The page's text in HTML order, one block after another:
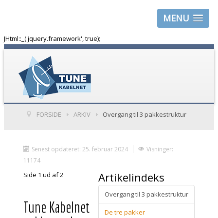
MENU
JHtml::_('jquery.framework', true);
FORSIDE ARKIV Overgang til 3 pakkestruktur
Senest opdateret: 25. februar 2024
Visninger:
11174
Artikelindeks
Overgang til 3 pakkestruktur
De tre pakker
Side 1 ud af 2
Tune Kabelnet